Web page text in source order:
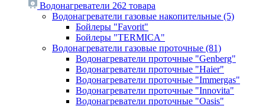
Водонагреватели 262 товара
Водонагреватели газовые накопительные (5)
Бойлеры "Favorit"
Бойлеры "TERMICA"
Водонагреватели газовые проточные (81)
Водонагреватели проточные "Genberg"
Водонагреватели проточные "Haier"
Водонагреватели проточные "Immergas"
Водонагреватели проточные "Innovita"
Водонагреватели проточные "Oasis"